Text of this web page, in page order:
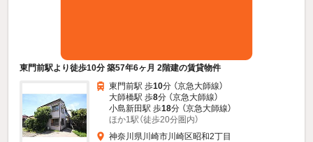
東門前駅より徒歩10分 築57年6ヶ月 2階建の賃貸物件
東門前駅 歩10分 （京急大師線）
大師橋駅 歩8分 （京急大師線）
小島新田駅 歩18分 （京急大師線）
ほか1駅（徒歩20分圏内）
神奈川県川崎市川崎区昭和2丁目